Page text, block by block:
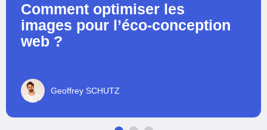
Comment optimiser les
images pour l’éco-conception
web ?
Geoffrey SCHUTZ